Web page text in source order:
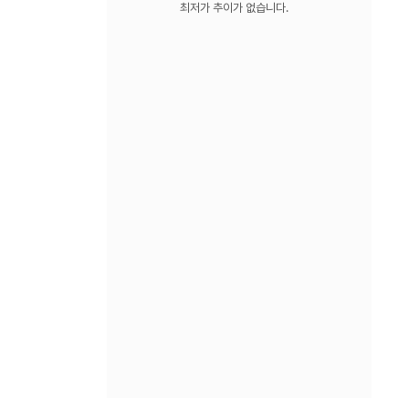
최저가 추이가 없습니다.